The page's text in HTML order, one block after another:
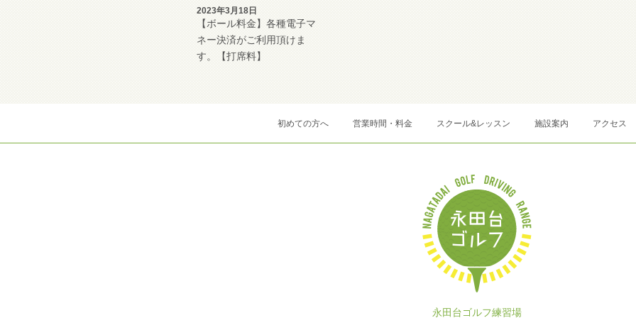
2023年3月18日
【ボール料金】各種電子マ
ネー決済がご利用頂けま
す。【打席料】
初めての方へ 営業時間・料金 スクール&レッスン 施設案内 アクセス
永田台ゴルフ練習場